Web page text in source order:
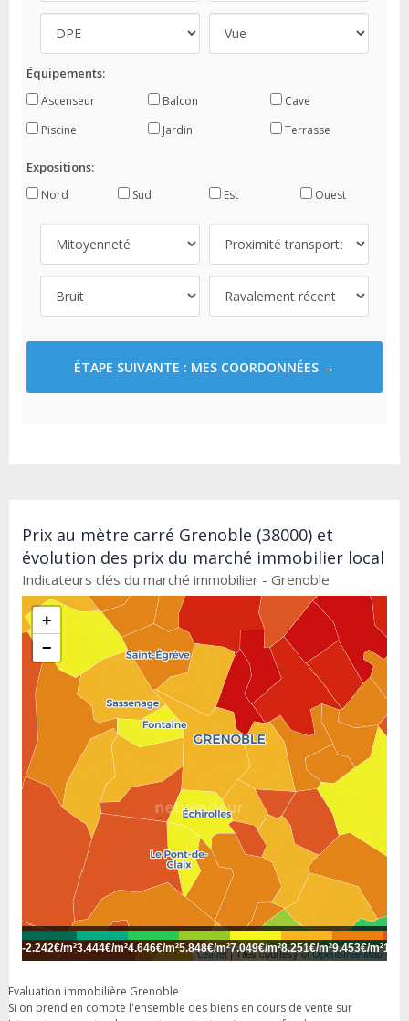
Équipements:
Ascenseur Balcon
Cave
Piscine
Jardin Terrasse
Expositions:
Nord Sud Est Ouest
ÉTAPE SUIVANTE : MES COORDONNÉES →
Prix au mètre carré Grenoble (38000) et
évolution des prix du marché immobilier local
Indicateurs clés du marché immobilier - Grenoble
+
−
Leaflet| Tiles courtesy ofOpenStreetMap
-2.242€/m²3.444€/m²4.646€/m²5.848€/m²7.049€/m²8.251€/m²9.453€/m²
Evaluation immobilière Grenoble
Si on prend en compte l'ensemble des biens en cours de vente sur